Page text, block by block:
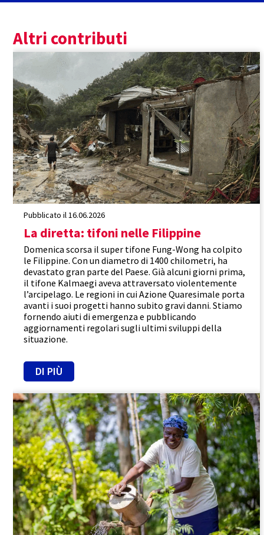
Altri contributi
Porre fine alla fame
La diretta
Pubblicato il 16.06.2026
La diretta: tifoni nelle Filippine
Domenica scorsa il super tifone Fung-Wong ha colpito
le Filippine. Con un diametro di 1400 chilometri, ha
devastato gran parte del Paese. Già alcuni giorni prima,
il tifone Kalmaegi aveva attraversato violentemente
l’arcipelago. Le regioni in cui Azione Quaresimale porta
avanti i suoi progetti hanno subito gravi danni. Stiamo
fornendo aiuti di emergenza e pubblicando
aggiornamenti regolari sugli ultimi sviluppi della
situazione.
DI PIÙ
Efficacia
Porre fine alla fame
Trasparenza
Reportage